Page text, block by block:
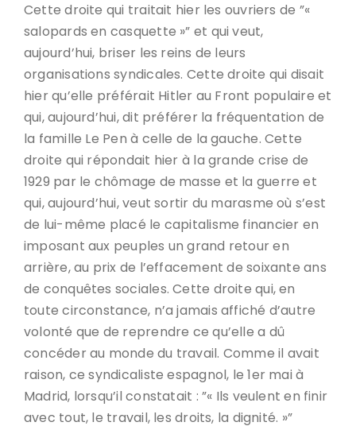
Cette droite qui traitait hier les ouvriers de ”«
salopards en casquette »” et qui veut,
aujourd’hui, briser les reins de leurs
organisations syndicales. Cette droite qui disait
hier qu’elle préférait Hitler au Front populaire et
qui, aujourd’hui, dit préférer la fréquentation de
la famille Le Pen à celle de la gauche. Cette
droite qui répondait hier à la grande crise de
1929 par le chômage de masse et la guerre et
qui, aujourd’hui, veut sortir du marasme où s’est
de lui-même placé le capitalisme financier en
imposant aux peuples un grand retour en
arrière, au prix de l’effacement de soixante ans
de conquêtes sociales. Cette droite qui, en
toute circonstance, n’a jamais affiché d’autre
volonté que de reprendre ce qu’elle a dû
concéder au monde du travail. Comme il avait
raison, ce syndicaliste espagnol, le 1er mai à
Madrid, lorsqu’il constatait : ”« Ils veulent en finir
avec tout, le travail, les droits, la dignité. »”